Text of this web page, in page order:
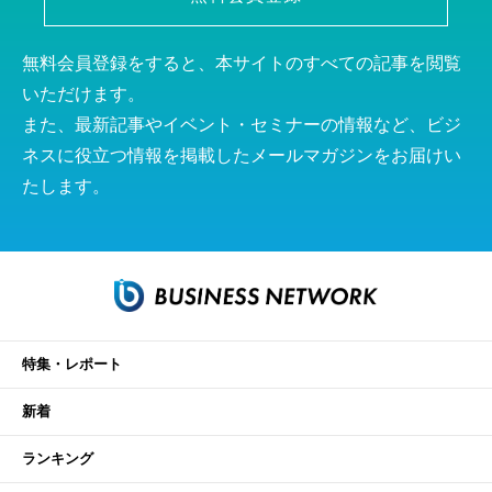
無料会員登録をすると、本サイトのすべての記事を閲覧
いただけます。
また、最新記事やイベント・セミナーの情報など、ビジ
ネスに役立つ情報を掲載したメールマガジンをお届けい
たします。
特集・レポート
新着
ランキング